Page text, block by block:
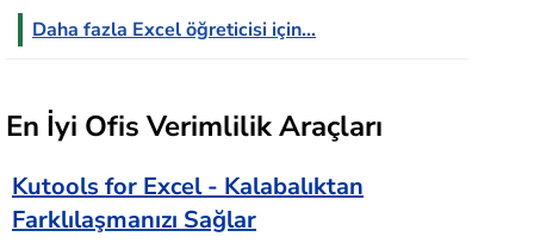
Daha fazla Excel öğreticisi için...
En İyi Ofis Verimlilik Araçları
Kutools for Excel - Kalabalıktan
Farklılaşmanızı Sağlar